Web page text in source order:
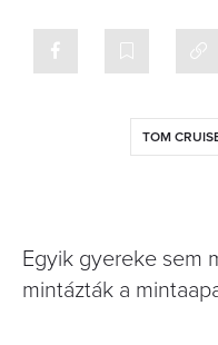
TOM
Egyik gyereke sem
mintázták a